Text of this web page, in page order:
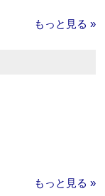
もっと見る »
もっと見る »